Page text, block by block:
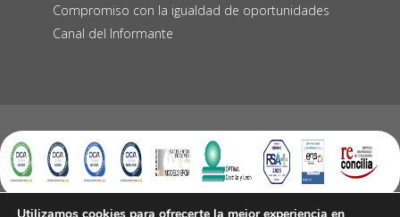
Compromiso con la igualdad de oportunidades
Canal del Informante